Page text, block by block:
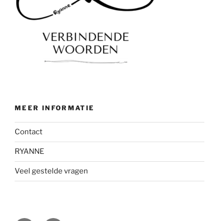
MEER INFORMATIE
Contact
RYANNE
Veel gestelde vragen